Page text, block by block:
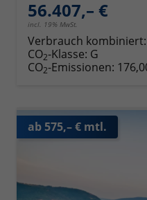
56.407,– €
incl. 19% MwSt.
Verbrauch kombiniert:
CO2-Klasse: G
CO2-Emissionen:
ab 575,– € mtl.